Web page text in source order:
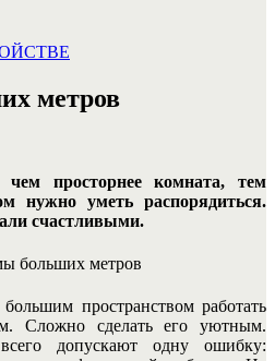
метров
просторнее комната, тем
нужно уметь распорядиться.
счастливыми.
пространством работать
Сложно сделать его уютным.
допускают одну ошибку: